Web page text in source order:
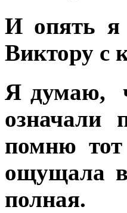
И опять я
Виктору с
Я думаю,
означали
помню
ощущала
полная.